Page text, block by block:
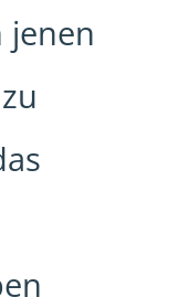
jenen